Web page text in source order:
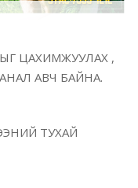
ЦАХИМЖУУЛАХ ,
АВЧ БАЙНА.
ТУХАЙ